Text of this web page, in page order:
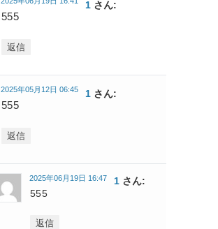
1 さん:
555
返信
1 さん:
2025年05月12日 06:45
555
返信
1 さん:
2025年06月19日 16:47
555
返信